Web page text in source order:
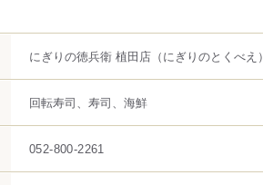
にぎりの徳兵衛 植田店 （にぎりのとくべえ）
回転寿司、寿司、海鮮
052-800-2261